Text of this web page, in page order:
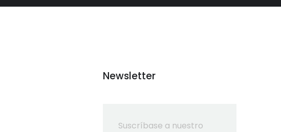
Newsletter
Suscríbase a nuestro